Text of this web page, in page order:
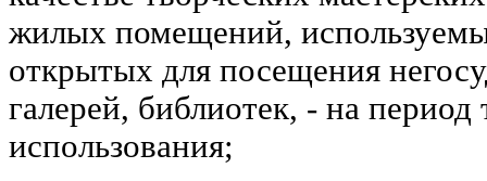
жилых помещений,
открытых для посещения
галерей, библиотек, - на период
использования;